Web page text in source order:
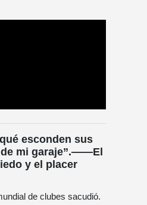
esconden sus
mi garaje”.——El
y el placer
de clubes sacudió.